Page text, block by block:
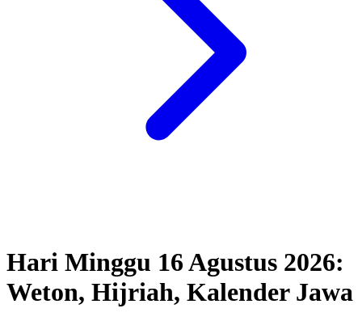
Hari Minggu 16 Agustus 2026:
Weton, Hijriah, Kalender Jawa